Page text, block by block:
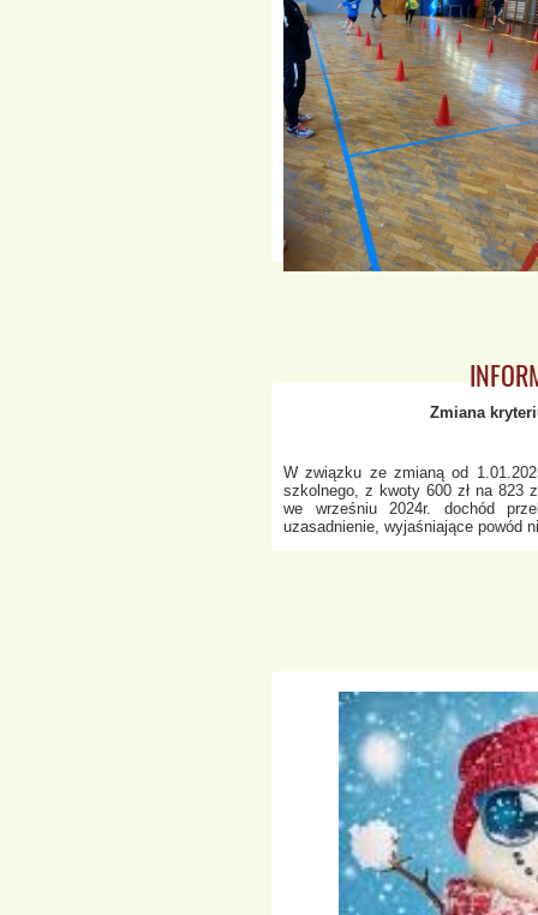
Zmiana
W związku ze zmianą od
szkolnego, z kwoty 600 zł na 823
we wrześniu 2024r. dochód
uzasadnienie, wyjaśniające powód